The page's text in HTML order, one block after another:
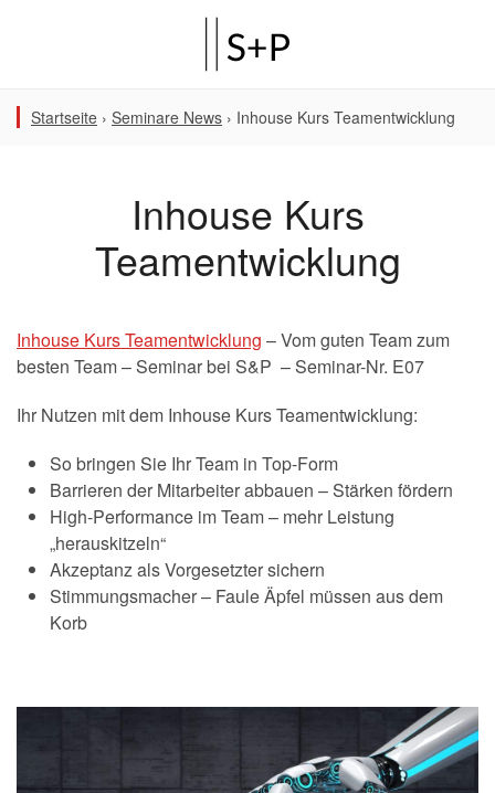
Startseite › Seminare News › Inhouse Kurs Teamentwicklung
Inhouse Kurs
Teamentwicklung
Inhouse Kurs Teamentwicklung – Vom guten Team zum
besten Team – Seminar bei S&P – Seminar-Nr. E07
Ihr Nutzen mit dem Inhouse Kurs Teamentwicklung:
So bringen Sie Ihr Team in Top-Form
Barrieren der Mitarbeiter abbauen – Stärken fördern
High-Performance im Team – mehr Leistung
„herauskitzeln“
Akzeptanz als Vorgesetzter sichern
Stimmungsmacher – Faule Äpfel müssen aus dem
Korb